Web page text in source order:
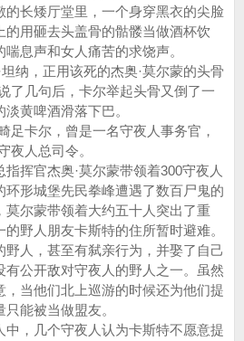
的长矮厅堂里，一个身穿黑衣的尖脸
的用砸去头盖骨的骷髅当做酒杯饮
息声和女人痛苦的求饶声。
纳，正用该死的杰奥·莫尔蒙的头骨
了几句后，卡尔举起头骨又倒了一
黄啤酒滑落下巴。
卡尔，曾是一名守夜人事务官，
夜人总司令。
官杰奥·莫尔蒙带领着300守夜人
环形城堡先民拳峰遭遇了数百尸鬼的
莫尔蒙带领着大约五十人突出了重
野人朋友卡斯特的住所暂时避难。
人，甚至有弑亲行为，并娶了自己
有公开敌对守夜人的野人之一。虽然
，当他们北上巡游的时候还为他们提
能被当做盟友。
，几个守夜人认为卡斯特不愿意提